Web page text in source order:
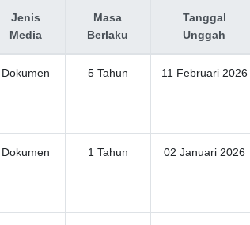
Jenis
Media
Masa
Berlaku
Tanggal
Unggah
Dokumen 5 Tahun
11 Februari 2026
Dokumen 1 Tahun
02 Januari 2026